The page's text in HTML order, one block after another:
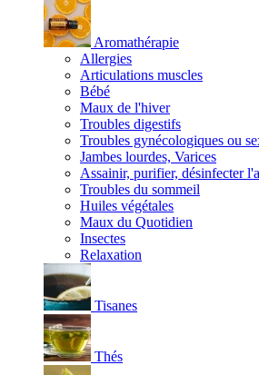
Aromathérapie
Allergies
Articulations muscles
Bébé
Maux de l'hiver
Troubles digestifs
Troubles gynécologiques ou
Jambes lourdes, Varices
Assainir, purifier, désinfecter
Troubles du sommeil
Huiles végétales
Maux du Quotidien
Insectes
Relaxation
Tisanes
Thés